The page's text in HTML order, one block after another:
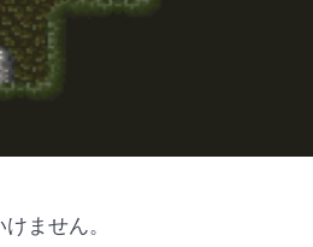
ません。